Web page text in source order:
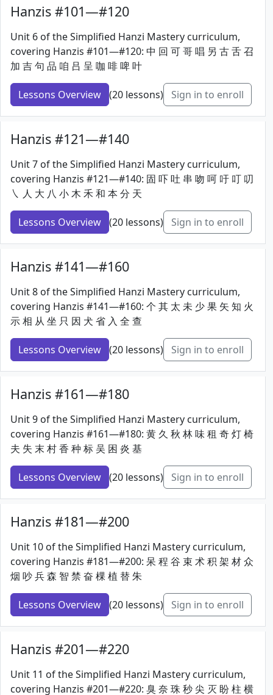
Hanzis #101—#120
Unit 6 of the Simplified Hanzi Mastery curriculum,
covering Hanzis #101—#120: 中 回 可 哥 唱 另 古 舌 召
加 吉 句 品 咱 吕 呈 咖 啡 啤 叶
Lessons Overview (20 lessons) Sign in to enroll
Hanzis #121—#140
Unit 7 of the Simplified Hanzi Mastery curriculum,
covering Hanzis #121—#140: 固 吓 吐 串 吻 呵 吁 叮 叨
㇏ 人 大 八 小 木 禾 和 本 分 天
Lessons Overview (20 lessons) Sign in to enroll
Hanzis #141—#160
Unit 8 of the Simplified Hanzi Mastery curriculum,
covering Hanzis #141—#160: 个 其 太 未 少 果 矢 知 火
示 相 从 坐 只 因 犬 省 入 全 查
Lessons Overview (20 lessons) Sign in to enroll
Hanzis #161—#180
Unit 9 of the Simplified Hanzi Mastery curriculum,
covering Hanzis #161—#180: 黄 久 秋 林 味 租 奇 灯 椅
夫 失 末 村 香 种 标 吴 困 炎 基
Lessons Overview (20 lessons) Sign in to enroll
Hanzis #181—#200
Unit 10 of the Simplified Hanzi Mastery curriculum,
covering Hanzis #181—#200: 呆 程 谷 束 术 积 架 材 众
烟 吵 兵 森 智 禁 奋 棵 植 替 朱
Lessons Overview (20 lessons) Sign in to enroll
Hanzis #201—#220
Unit 11 of the Simplified Hanzi Mastery curriculum,
covering Hanzis #201—#220: 臭 奈 珠 秒 尖 灭 盼 柱 横